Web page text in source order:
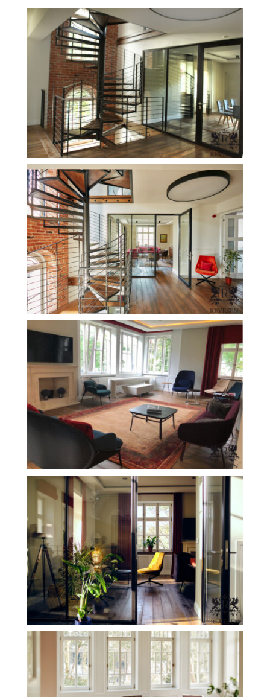
Revesen
Kolekcie
Trieda Podláh
Záštitu
Cennik
Galéria
Záruka
FILEXO
Kontakt